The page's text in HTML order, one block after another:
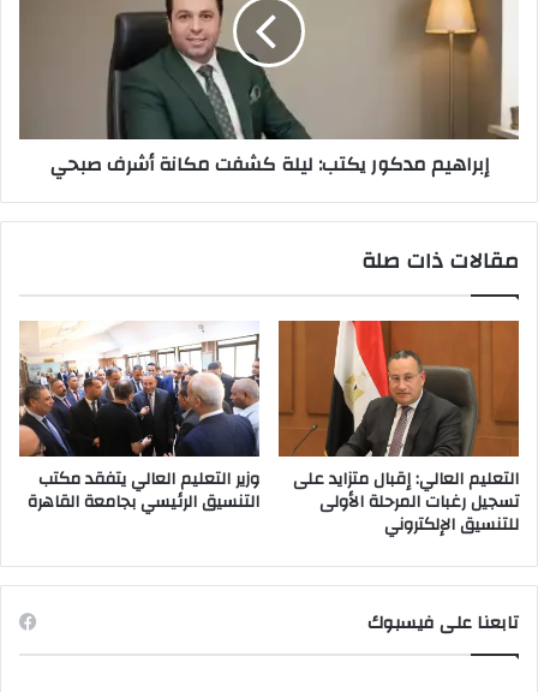
كشفت
مكانة
صبحي
إبراهيم مدكور يكتب: ليلة كشفت مكانة أشرف صبحي
مقالات ذات صلة
التعليم العالي: إقبال متزايد على
تسجيل رغبات المرحلة الأولى
للتنسيق الإلكتروني
وزير التعليم العالي يتفقد مكتب
التنسيق الرئيسي بجامعة القاهرة
تابعنا على فيسبوك